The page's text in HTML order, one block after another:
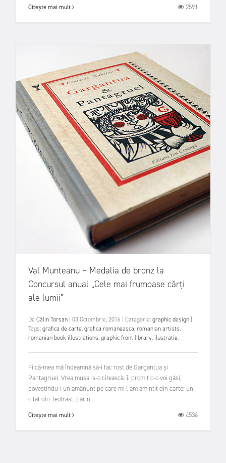
Citește mai mult 2591
Val Munteanu – Medalia de bronz la
Concursul anual „Cele mai frumoase cărți
ale lumii”
De Călin Torsan 03 Octombrie, 2016 Categorie:graphic design
Tags:grafica de carte,grafica romaneasca,romanian artists,
romanian book illustrations,graphic front library, ilustratie,
Fiică-mea mă îndeamnă să-i fac rost de Gargantua și
Pantagruel. Vrea musai s-o citească. îi promit c-o voi găsi,
povestindu-i un amănunt pe care mi l-am amintit din carte: un
citat din Teofrast, părin...
Citește mai mult 4536